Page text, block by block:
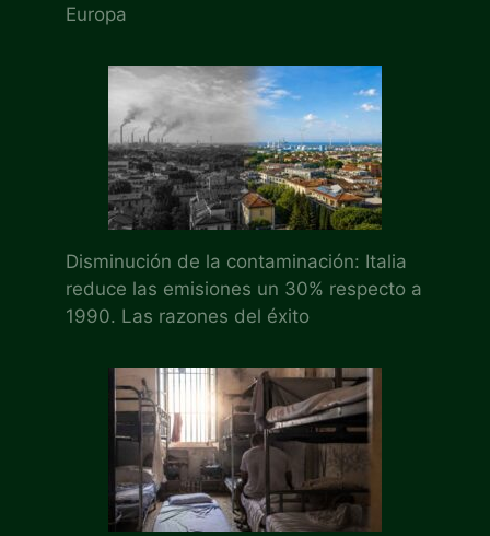
Europa
Disminución de la contaminación: Italia
reduce las emisiones un 30% respecto a
1990. Las razones del éxito